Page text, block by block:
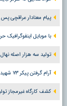
پیام معنادار عراقچی
با موبایل اینفوگرافیک
تولید سه هزار اصله نهال
آرام گرفتن پیکر ۷۳ شهید جنگ تحمیلی در جوار امامزادگان استان البرز
کشف کارگاه غیرمجاز